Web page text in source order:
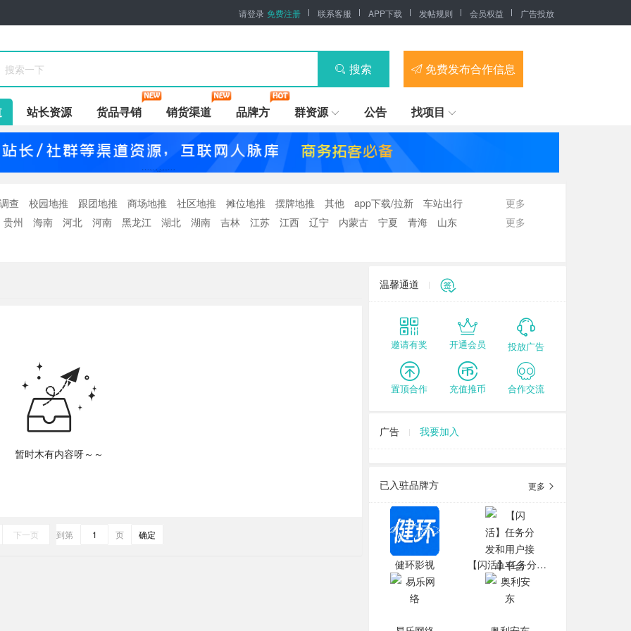
请登录 免费注册 联系客服 APP下载 发帖规则 会员权益 广告投放
搜索 免费发布合作信息
站长资源 货品寻销 销货渠道 品牌方 群资源 公告 找项目
查 校园地推 跟团地推 商场地推 社区地推 摊位地推 摆牌地推 其他 app下载/拉新 车站出行
更多
贵州
海南 河北 河南 黑龙江 湖北 湖南 吉林 江苏 江西 辽宁 内蒙古 宁夏 青海
山东
更多
暂时木有内容呀～～
下一页 到第 页 确定
温馨通道
邀请有奖 开通会员 投放广告
置顶合作 充值推币 合作交流
广告 我要加入
已入驻品牌方 更多
健环影视 【闪活】任务分发和用户接单平台